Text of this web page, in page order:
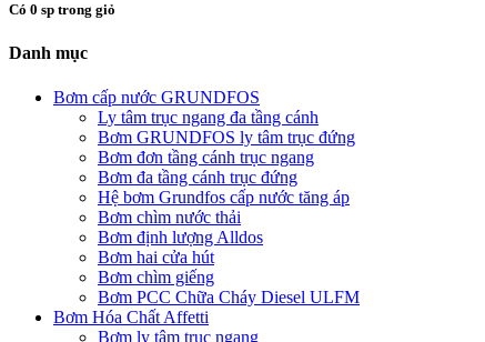
Có 0 sp trong giỏ
Danh mục
Bơm cấp nước GRUNDFOS
Ly tâm trục ngang đa tầng cánh
Bơm GRUNDFOS ly tâm trục đứng
Bơm đơn tầng cánh trục ngang
Bơm đa tầng cánh trục đứng
Hệ bơm Grundfos cấp nước tăng áp
Bơm chìm nước thải
Bơm định lượng Alldos
Bơm hai cửa hút
Bơm chìm giếng
Bơm PCC Chữa Cháy Diesel ULFM
Bơm Hóa Chất Affetti
Bơm ly tâm trục ngang